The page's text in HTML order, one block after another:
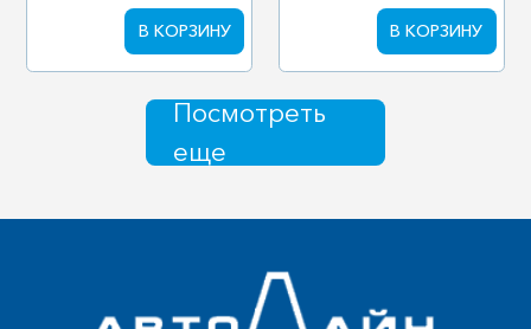
В КОРЗИНУ В КОРЗИНУ
Посмотреть
еще